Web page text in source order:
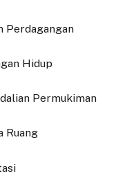
Perdagangan
Hidup
Permukiman
Ruang